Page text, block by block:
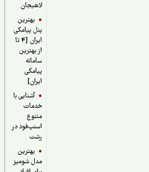
لاهیجان
بهترین
پنل پیامکی
ایران [4 تا
از بهترین
سامانه
پیامکی
آشنایی با
خدمات
اسنپ‌فود در
بهترین
مدل شومیز